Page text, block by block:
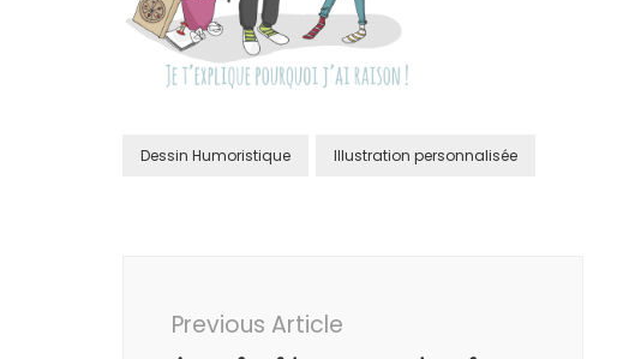
Dessin Humoristique Illustration personnalisée
Navigation
Previous Article